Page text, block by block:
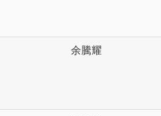
余騰耀